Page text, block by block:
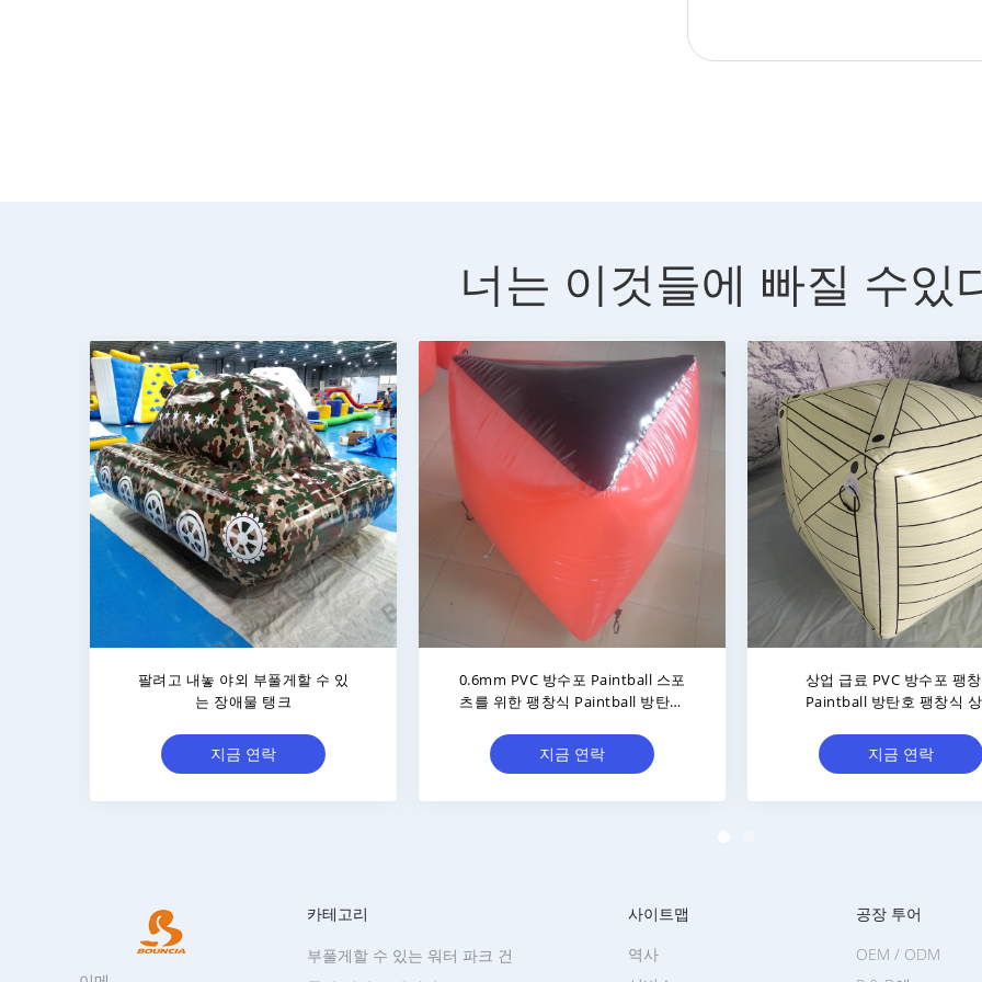
너는 이것들에 빠질 수있
옥외 스포츠를 위한 0.6MM PVC 팽
창식 Paintball 벽
지금 연락
0.9mm 풍선 페인트 볼 벙커 풍선 대
포
지금 연락
PVC 방수포 Paintball 스포츠
이끼 낀 팽창식 Paintball 방
지금 연락
카테고리
부풀게할 수 있는 워터 파크 건
사이트맵
역사
공장 투어
OEM / ODM